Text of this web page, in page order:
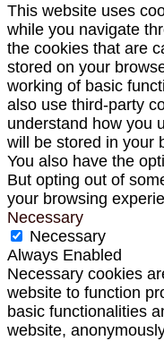
This website uses
while you navigate
the cookies that are
stored on your
working of basic
also use third-party
understand how you
will be stored in your
You also have the
But opting out of
your browsing
Necessary
Necessary
Always Enabled
Necessary cookies
website to function
basic functionalities
website,